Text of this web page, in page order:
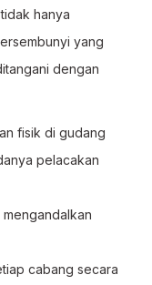
hanya
yang
dengan
fisik di gudang
pelacakan
cabang secara